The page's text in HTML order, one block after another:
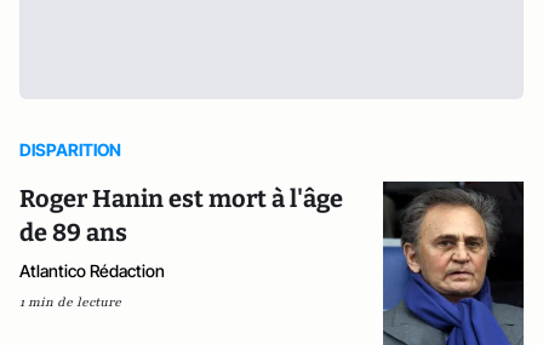
DISPARITION
Roger Hanin est mort à l'âge
de 89 ans
Atlantico Rédaction
1 min de lecture